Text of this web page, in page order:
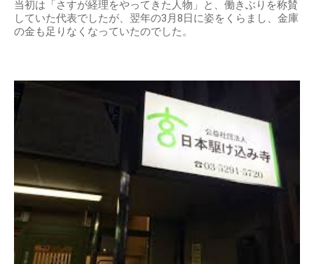
当初は「さすが経理をやってきた人物」と、働きぶりを称賛
していた代表でしたが、翌年の3月8日に姿をくらまし、金庫
の金も足りなくなっていたのでした。